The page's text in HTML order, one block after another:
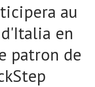
au
en
patron de